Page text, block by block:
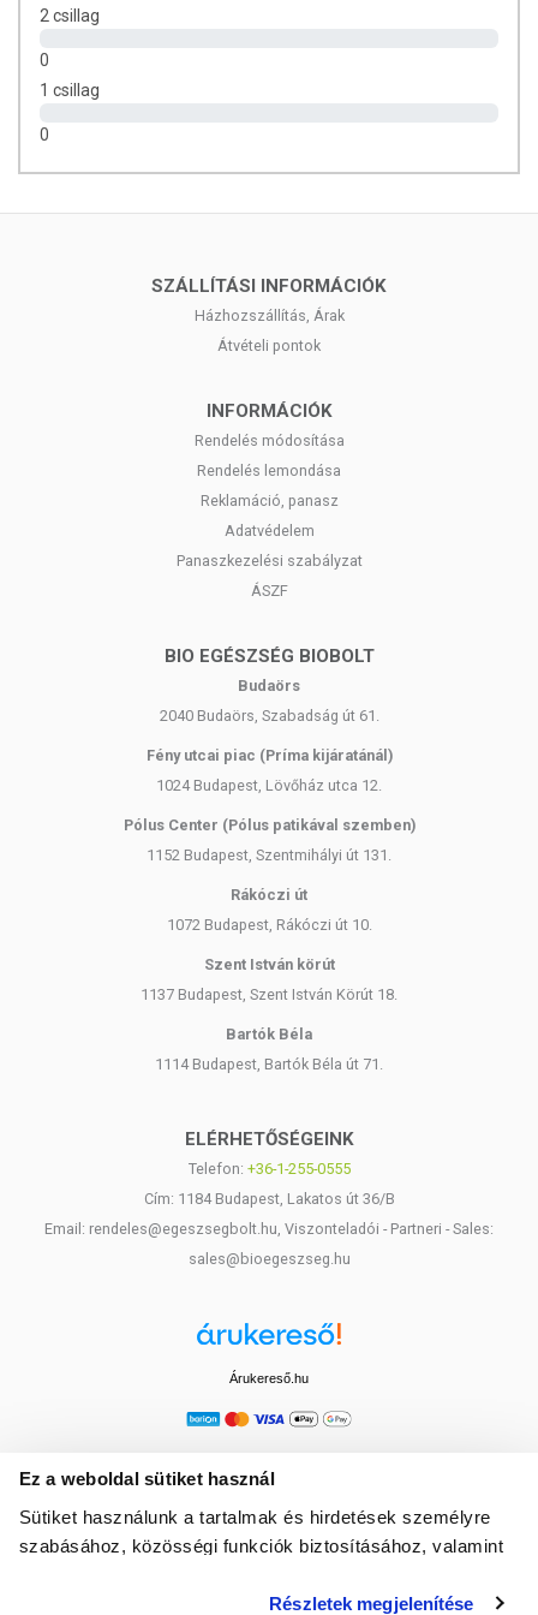
Ez a weboldal sütiket használ
Sütiket használunk a tartalmak és hirdetések személyre
szabásához, közösségi funkciók biztosításához, valamint
média-, hirdető- és elemező partnereinkkel megosztjuk az
Részletek megjelenítése
9 g
- amelyből cukor:
*Referencia beviteli érték egy átlagos felnőtt számára (8
A termék nem helyettesíti a kiegyensúlyozott, vegyes étrendet és
beszélje meg kezelőorvosával. Az ajánlott napi
fogyasztási mennyiséget ne lépje túl! Ne szedje a készítményt,
ha az összetevők bármelyikére érzékeny vagy allergiás!
2 csillag
0
1 csillag
0
SZÁLLÍTÁSI INFORMÁCIÓK
Házhozszállítás, Árak
Átvételi pontok
INFORMÁCIÓK
Rendelés módosítása
Rendelés lemondása
Reklamáció, panasz
Adatvédelem
Panaszkezelési szabályzat
ÁSZF
BIO EGÉSZSÉG BIOBOLT
Budaörs
2040 Budaörs, Szabadság út 61.
Fény utcai piac (Príma kijáratánál)
1024 Budapest, Lövőház utca 12.
Pólus Center (Pólus patikával szemben)
1152 Budapest, Szentmihályi út 131.
Rákóczi út
1072 Budapest, Rákóczi út 10.
Szent István körút
1137 Budapest, Szent István Körút 18.
Bartók Béla
1114 Budapest, Bartók Béla út 71.
ELÉRHETŐSÉGEINK
Telefon: +36-1-255-0555
Cím: 1184 Budapest, Lakatos út 36/B
Email: rendeles@egeszsegbolt.hu, Viszonteladói - Partneri - Sales:
sales@bioegeszseg.hu
Árukereső.hu